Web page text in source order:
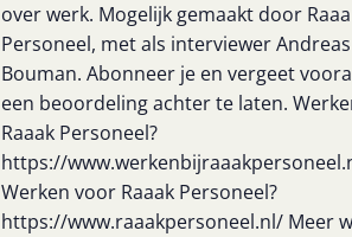
over werk. Mogelijk gemaakt door
Personeel, met als interviewer Andreas
Bouman. Abonneer je en vergeet
een beoordeling achter te laten.
Raaak Personeel?
https://
Werken voor Raaak Personeel?
https://www.raaakpersoneel.nl/ Meer